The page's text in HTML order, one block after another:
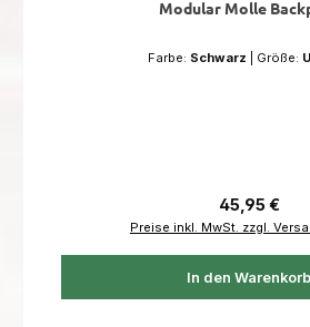
Modular Molle
Farbe: Schwarz Größe:
Regulärer
45,95 €
Preise inkl. MwSt. zzgl.
In den Warenkorb